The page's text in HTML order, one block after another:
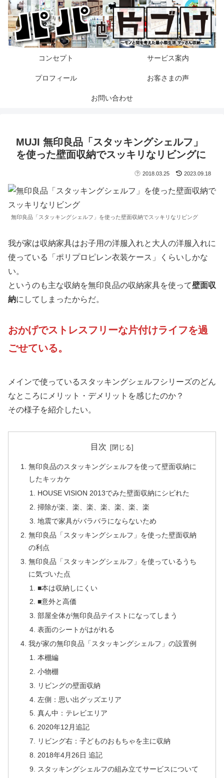
コンセプト サービス案内
プロフィール お客さまの声
お問い合わせ
MUJI 無印良品「スタッキングシェルフ」
を使った壁面収納でスッキリなリビングに
2018.03.25 2023.09.18
無印良品「スタッキングシェルフ」を使った壁面収納でスッキリなリビング
我が家は収納家具はお子用の洋服入れと大人の洋服入れに
使っている「ポリプロピレン衣装ケース」くらいしかな
い。
というのも主な収納を無印良品の収納家具を使って壁面収
納にしてしまったからだ。
おかげでストレスフリーな片付けライフを過
ごせている。
メインで使っているスタッキングシェルフシリーズのどん
なところにメリット・デメリットを感じたのか？
その様子を紹介したい。
目次
無印良品のスタッキングシェルフを使って壁面収納に
したキッカケ
HOUSE VISION 2013でみた壁面収納にシビれた
掃除が楽、楽、楽、楽、楽、楽、楽
地震で家具がバラバラにならないため
無印良品「スタッキングシェルフ」を使った壁面収納
の利点
無印良品「スタッキングシェルフ」を使っているうち
に気づいた点
■本は収納しにくい
■意外と高価
部屋全体が無印良品テイストになってしまう
表面のシートがはがれる
我が家の無印良品「スタッキングシェルフ」の設置例
本棚編
小物棚
リビングの壁面収納
左側：思い出グッズエリア
真ん中：テレビエリア
2020年12月追記
リビング右：子どものおもちゃを主に収納
2018年4月26日 追記
スタッキングシェルフの組み立てサービスについて